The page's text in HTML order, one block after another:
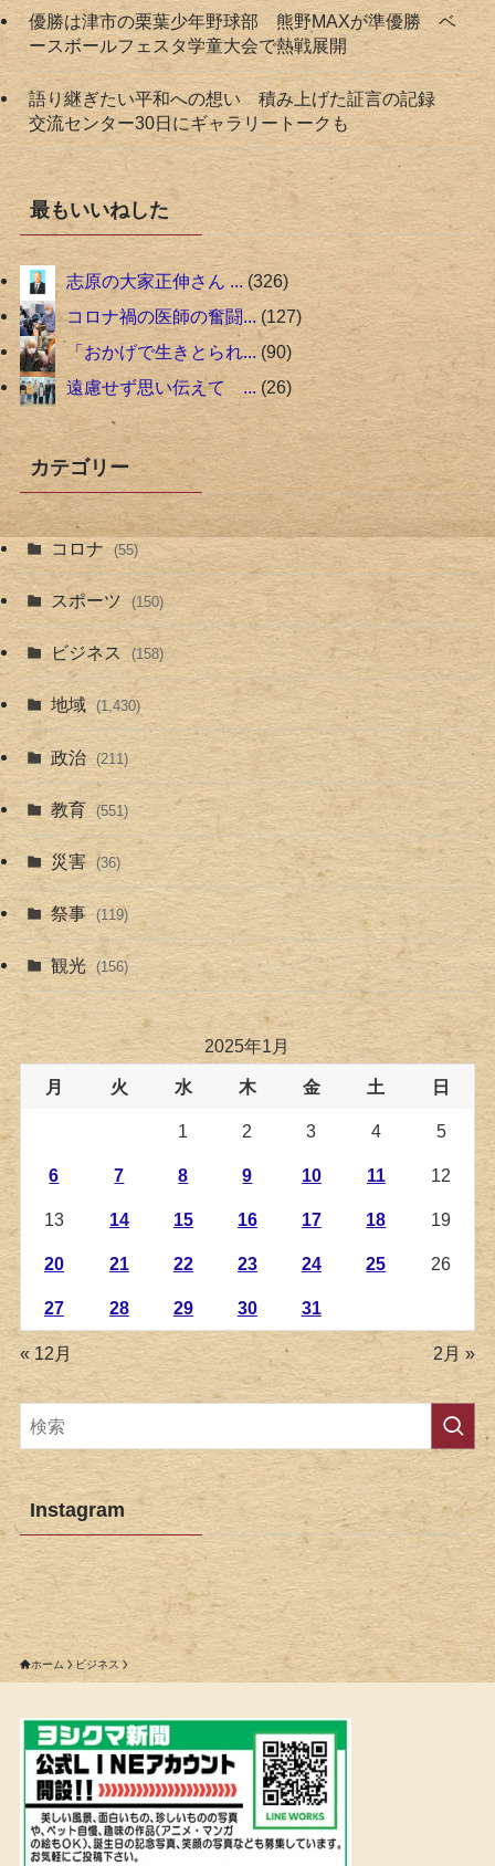
優勝は津市の栗葉少年野球部 熊野MAXが準優勝 ベ
ースボールフェスタ学童大会で熱戦展開
語り継ぎたい平和への想い 積み上げた証言の記録
交流センター30日にギャラリートークも
最もいいねした
志原の大家正伸さん ... 326
コロナ禍の医師の奮闘... 127
「おかげで生きとられ... 90
遠慮せず思い伝えて ... 26
カテゴリー
コロナ (55)
スポーツ (150)
ビジネス (158)
地域 (1,430)
政治 (211)
教育 (551)
災害 (36)
祭事 (119)
観光 (156)
2025年1月
月 火 水 木 金 土 日
1 2 3 4 5
6 7 8 9 10 11 12
13 14 15 16 17 18 19
20 21 22 23 24 25 26
27 28 29 30 31
« 12月 2月 »
Instagram
ホーム ビジネス